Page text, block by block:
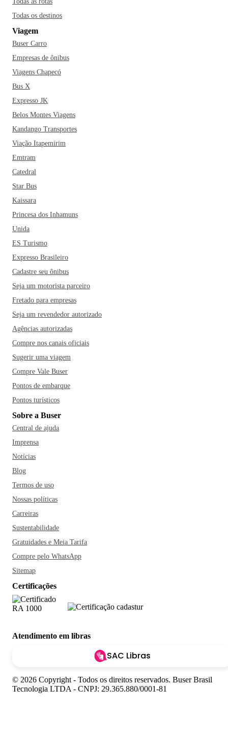
‌espetáculos‌ ‌e‌ ‌dezenas‌ ‌de‌ ‌eventos‌ ‌simultâneos, todos os
anos.
‌áreas‌ ‌verdes‌ ‌de‌ ‌Curitiba,‌ ‌não‌ ‌é‌ ‌mesmo?‌ ‌Isso‌ ‌se‌ ‌dá‌ ‌porque‌ ‌a‌
‌cidade‌ ‌é‌ ‌conhecida‌ ‌como‌ ‌a‌ ‌Capital‌ ‌Ecológica‌ ‌do‌ ‌Brasil‌ ‌e‌
‌cidade‌ ‌mais‌ ‌sustentável ambientalmente‌ ‌da‌ ‌América‌ ‌Latina‌.
Além de ser ‌cercada‌ ‌por‌ ‌tanto‌ ‌verde,‌ ‌Curitiba‌ também‌ é ‌a‌
na mala para curtir esse friozinho!
‌sua‌ ‌viagem‌ ‌para‌ ‌Curitiba,‌ ‌mas‌ ‌está‌ ‌preocupado‌ ‌em‌ ‌não‌ ‌ter‌
‌tempo‌ ‌de‌ ‌visitar‌ ‌tudo,‌ ‌fique‌ ‌tranquilo!‌ ‌Curitiba‌ ‌não‌ ‌fecha.‌
‌Pelo menos não na‌ ‌Rua‌ ‌24‌ ‌Horas,‌ ‌um‌ ‌espaço‌ ‌cheinho‌ ‌de‌
‌estabelecimentos‌ ‌de‌ ‌serviços,‌ ‌lojas‌ ‌e‌ ‌restaurantes‌ ‌que‌
da cidade, com arquitetura ‌inspirada no estilo ‌francês.‌ ‌O‌
‌Parque‌ ‌Barigui,‌ o Centro Histórico, o Bosque Alemão, ‌o‌
‌Parque‌ ‌Tanguá‌ ‌e‌ ‌o‌ ‌Museu‌ ‌Oscar‌ ‌Niemeyer também‌ ‌são
pontos obrigatórios ‌no‌ ‌seu‌ ‌roteiro. Vale a pena tirar um dia
para fazer o famoso passeio de trem pela Serra do Mar, que
em gastronomia italiana com diversos restaurantes, cantinas
e vinícolas - destaque para o restaurante Madalosso -, dar
um pulo no Mercado Municipal e se deliciar com os quitutes
regionais, como o pinhão com carne seca ou aproveitar as
vilas gastronômicas e experimentar pratos típicos como os
Todas os destinos
Viagem
Buser Carro
Empresas de ônibus
Viagens Chapecó
Bus X
Expresso JK
Belos Montes Viagens
Kandango Transportes
Viação Itapemirim
Emtram
Catedral
Star Bus
Kaissara
Princesa dos Inhamuns
Unida
ES Turismo
Expresso Brasileiro
Cadastre seu ônibus
Seja um motorista parceiro
Fretado para empresas
Seja um revendedor autorizado
Agências autorizadas
Compre nos canais oficiais
Sugerir uma viagem
Compre Vale Buser
Pontos de embarque
Pontos turísticos
Sobre a Buser
Central de ajuda
Imprensa
Notícias
Blog
Termos de uso
Nossas políticas
Carreiras
Sustentabilidade
Gratuidades e Meia Tarifa
Compre pelo WhatsApp
Sitemap
Certificações
Atendimento em libras
SAC Libras
© 2026 Copyright - Todos os direitos reservados. Buser Brasil
Tecnologia LTDA - CNPJ: 29.365.880/0001-81